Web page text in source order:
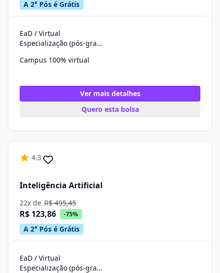
A 2° Pós é Grátis
EaD / Virtual
Especialização (pós-graduação)
Campus 100% virtual
Ver mais detalhes
Quero esta bolsa
4.3
Inteligência Artificial
22x de R$ 495,45
R$ 123,86 -75%
A 2° Pós é Grátis
EaD / Virtual
Especialização (pós-graduação)